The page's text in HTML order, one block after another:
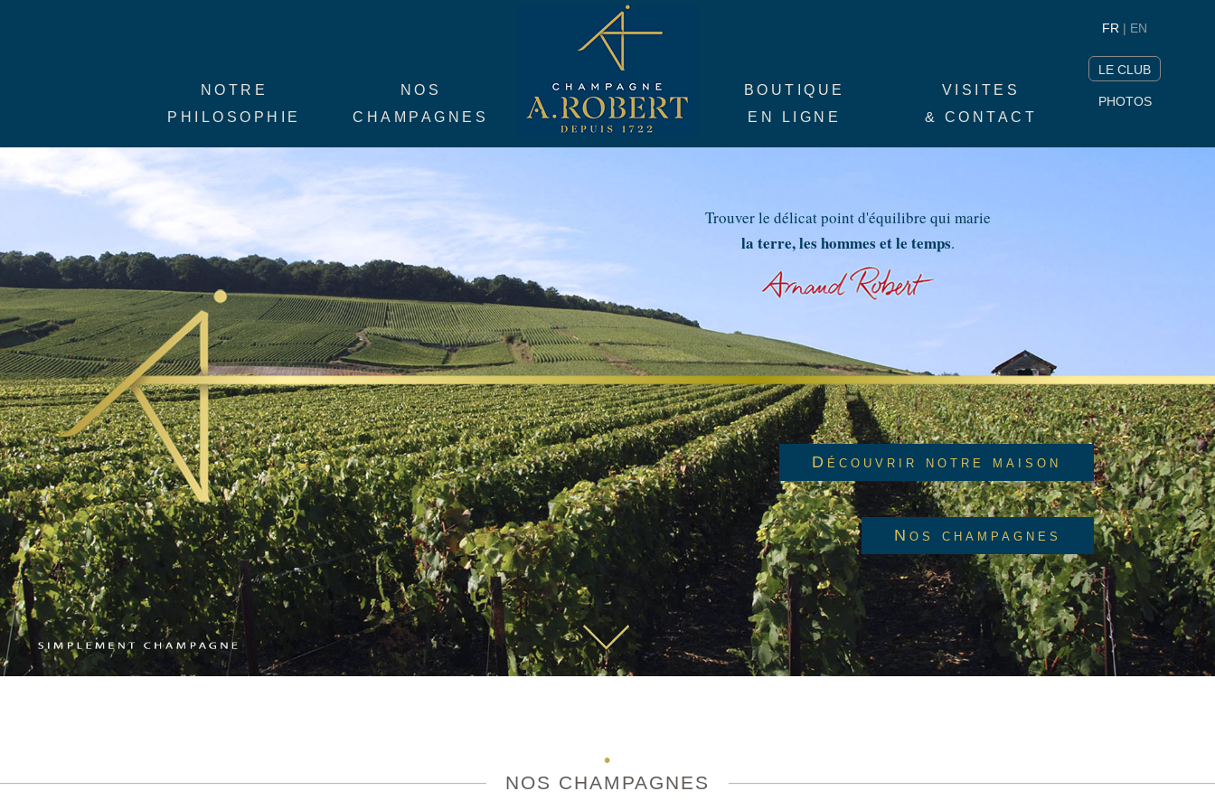
NOTRE
PHILOSOPHIE
NOS
CHAMPAGNES
BOUTIQUE
EN LIGNE
VISITES
& CONTACT
FR | EN
LE CLUB
PHOTOS
Trouver le délicat point d'équilibre qui marie
la terre, les hommes et le temps.
Découvrir notre maison
Nos champagnes
NOS CHAMPAGNES